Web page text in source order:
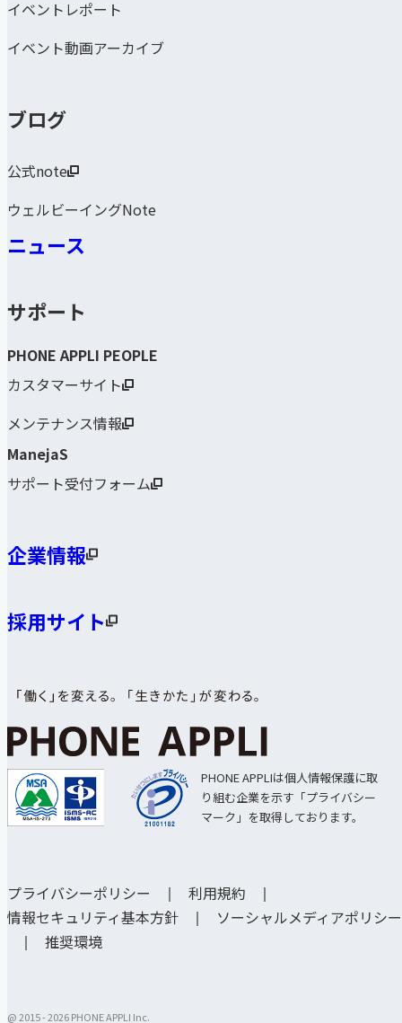
イベントレポート
イベント動画アーカイブ
ブログ
公式note
ウェルビーイングNote
ニュース
サポート
PHONE APPLI PEOPLE
カスタマーサイト
メンテナンス情報
ManejaS
サポート受付フォーム
企業情報
採用サイト
PHONE APPLIは個人情報保護に取
り組む企業を示す「プライバシー
マーク」を取得しております。
プライバシーポリシー
利用規約
情報セキュリティ基本方針
ソーシャルメディアポリシー
推奨環境
@ 2015 -2026 PHONE APPLI Inc.